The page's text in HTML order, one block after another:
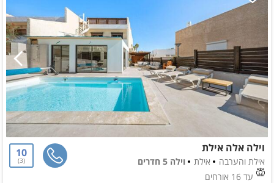
וילה אלה אילת
אילת והערבה אילת
וילה 5 חדרים
עד 16 אורחים
10
3